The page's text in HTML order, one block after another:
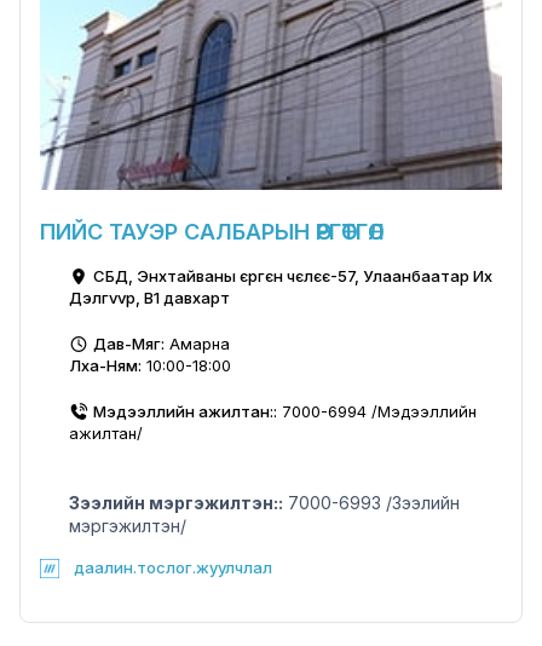
ПИЙС ТАУЭР САЛБАРЫН ӨРГӨТГӨЛ
СБД, Энхтайваны єргєн чєлєє-57, Улаанбаатар Их
Дэлгvvр, B1 давхарт
Дав-Мяг: Амарна
Лха-Ням: 10:00-18:00
Мэдээллийн ажилтан:: 7000-6994 /Мэдээллийн
ажилтан/
Зээлийн мэргэжилтэн:: 7000-6993 /Зээлийн
мэргэжилтэн/
даалин.тослог.жуулчлал